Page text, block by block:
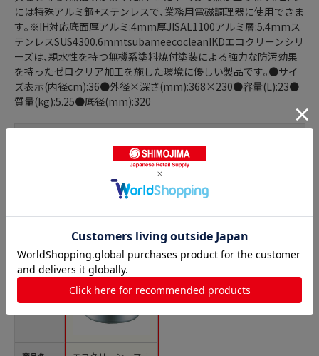
には特殊アルミ鋼+ステンレスで､業務用電磁調理器に使用できま
す｡※IH対応底面厚アルミ:4mm厚JISAL1100アルミ層:5.4mmス
テンレスSUS4300.6mmtsubameecocleanIKDエコクリーンシリ
ーズは､親水性を持つ無機系塗料焼付塗装による強力な防汚効果
を持ったゼロクリア加工を施した環境に優しい製品です｡●サイ
ズ表示(内径cm):36●外径×深さ(mm):368×230●容量(L):23●
質量(kg):5.25●底径(mm):320
半寸胴鍋の人気商品との比較